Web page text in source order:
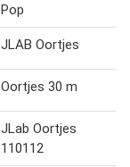
Pop
JLAB Oortjes
Oortjes 30 m
JLab Oortjes
110112